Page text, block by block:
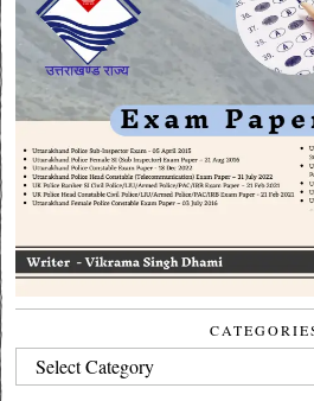
CATEGORIES